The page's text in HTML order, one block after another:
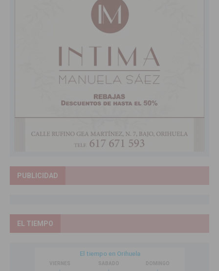
PUBLICIDAD
EL TIEMPO